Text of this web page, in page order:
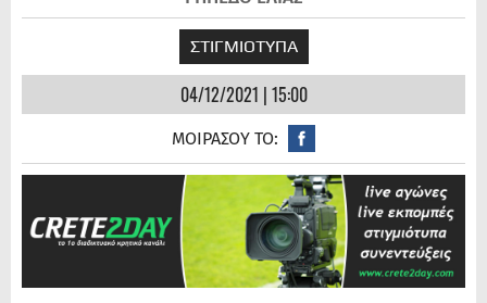
ΣΤΙΓΜΙΟΤΥΠΑ
04/12/2021 | 15:00
ΜΟΙΡΑΣΟΥ ΤΟ: